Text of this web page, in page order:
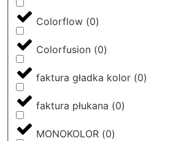
Colorflow (0)
Colorfusion (0)
faktura gładka kolor (0)
faktura płukana (0)
MONOKOLOR (0)